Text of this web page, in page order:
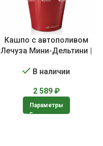
Кашпо с автополивом
Лечуза Мини-Дельтини |
В наличии
2 589 ₽
Параметры